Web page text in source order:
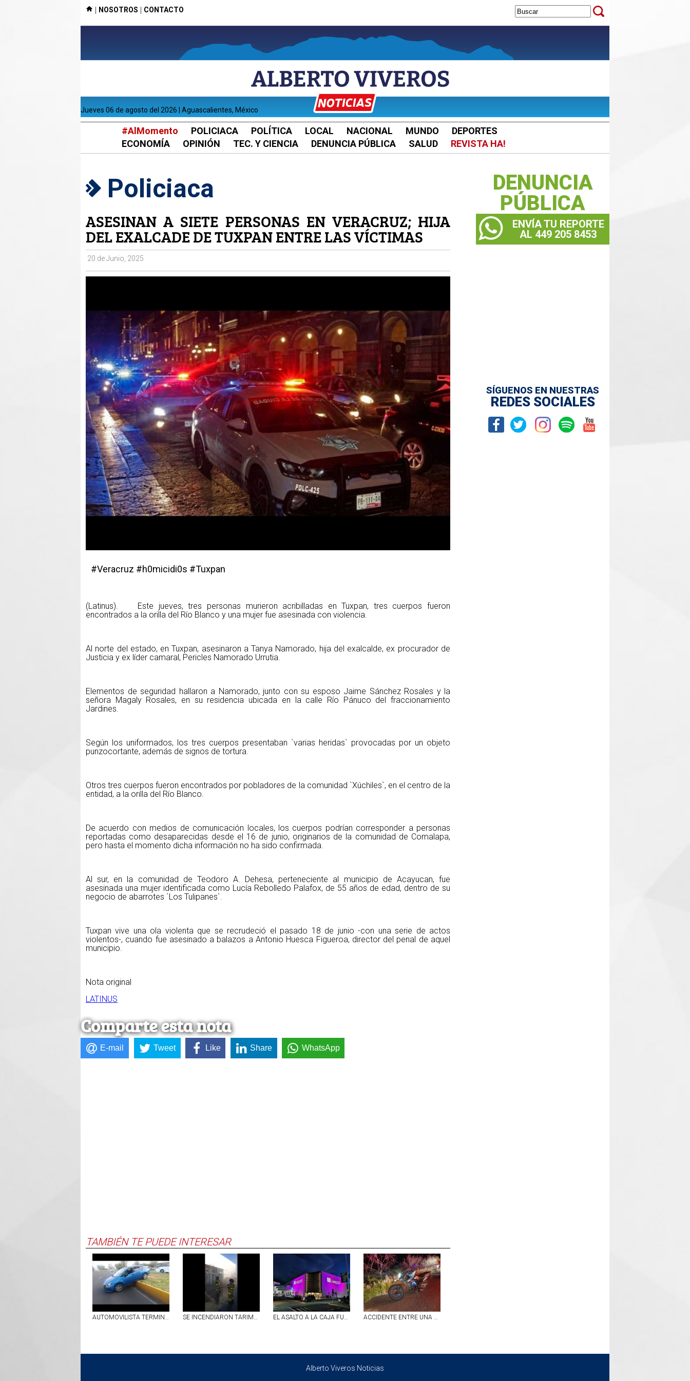
| NOSOTROS | CONTACTO
jueves 06 de agosto del 2026 | Aguascalientes, México
#AlMomento POLICIACA POLÍTICA LOCAL NACIONAL MUNDO
DEPORTES
ECONOMÍA
OPINIÓN TEC. Y CIENCIA DENUNCIA PÚBLICA SALUD REVISTA HA!
Policiaca
ASESINAN A SIETE PERSONAS EN VERACRUZ; HIJA
DEL EXALCADE DE TUXPAN ENTRE LAS VÍCTIMAS
20 de Junio, 2025
#Veracruz #h0micidi0s #Tuxpan
(Latinus). Este jueves, tres personas murieron acribilladas en Tuxpan, tres cuerpos fueron
encontrados a la orilla del Río Blanco y una mujer fue asesinada con violencia.
Al norte del estado, en Tuxpan, asesinaron a Tanya Namorado, hija del exalcalde, ex procurador de
Justicia y ex líder camaral, Pericles Namorado Urrutia.
Elementos de seguridad hallaron a Namorado, junto con su esposo Jaime Sánchez Rosales y la
señora Magaly Rosales, en su residencia ubicada en la calle Río Pánuco del fraccionamiento
Jardines.
Según los uniformados, los tres cuerpos presentaban `varias heridas` provocadas por un objeto
punzocortante, además de signos de tortura.
Otros tres cuerpos fueron encontrados por pobladores de la comunidad `Xúchiles`, en el centro de la
entidad, a la orilla del Río Blanco.
De acuerdo con medios de comunicación locales, los cuerpos podrían corresponder a personas
reportadas como desaparecidas desde el 16 de junio, originarios de la comunidad de Comalapa,
pero hasta el momento dicha información no ha sido confirmada.
Al sur, en la comunidad de Teodoro A. Dehesa, perteneciente al municipio de Acayucan, fue
asesinada una mujer identificada como Lucía Rebolledo Palafox, de 55 años de edad, dentro de su
negocio de abarrotes `Los Tulipanes`.
Tuxpan vive una ola violenta que se recrudeció el pasado 18 de junio -con una serie de actos
violentos-, cuando fue asesinado a balazos a Antonio Huesca Figueroa, director del penal de aquel
municipio.
Nota original
LATINUS
Comparte esta nota
E-mail Tweet Like Share WhatsApp
TAMBIÉN TE PUEDE INTERESAR
DENUNCIA
PÚBLICA
ENVÍA TU REPORTE
AL 449 205 8453
SÍGUENOS EN NUESTRAS
REDES SOCIALES
Alberto Viveros Noticias